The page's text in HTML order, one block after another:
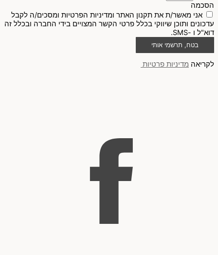
הסכמה
אני מאשר/ת את תקנון האתר ומדיניות הפרטיות ומסכים/ה לקבל
עדכונים ותוכן שיווקי בכלל פרטי הקשר המצויים בידי החברה ובכלל זה
דוא"ל ו -SMS.
בטח, תרשמי אותי
לקריאה מדיניות פרטיות